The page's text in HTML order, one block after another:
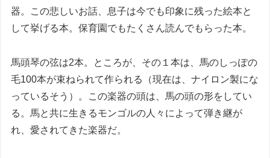
器。この悲しいお話、息子は今でも印象に残った絵本と
して挙げる本。保育園でもたくさん読んでもらった本。
馬頭琴の弦は2本。ところが、その１本は、馬のしっぽの
毛100本が束ねられて作られる（現在は、ナイロン製にな
っているそう）。この楽器の頭は、馬の頭の形をしてい
る。馬と共に生きるモンゴルの人々によって弾き継が
れ、愛されてきた楽器だ。